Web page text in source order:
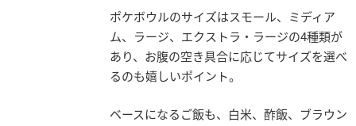
ポケボウルのサイズはスモール、ミディア
ム、ラージ、エクストラ・ラージの4種類が
あり、お腹の空き具合に応じてサイズを選べ
るのも嬉しいポイント。
ベースになるご飯も、白米、酢飯、ブラウン